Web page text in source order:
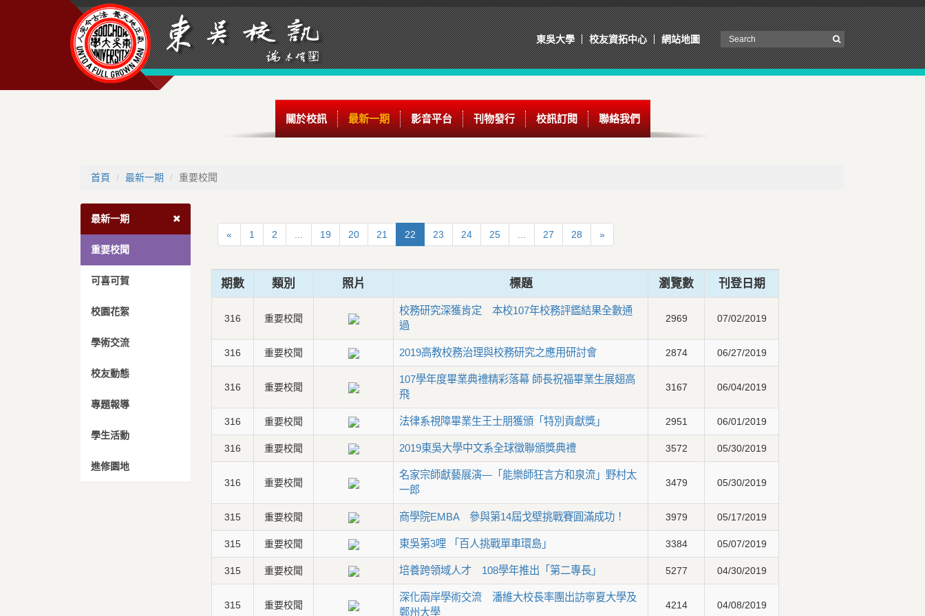
東吳大學 校友資拓中心 網站地圖
關於校訊 最新一期 影音平台 刊物發行 校訊訂閱 聯絡我們
首頁 最新一期 重要校聞
最新一期
重要校聞
可喜可賀
校園花絮
學術交流
校友動態
專題報導
學生活動
進修園地
« 1 2 19 20 21 22 23 24 25 27 28 »
期數 類別 照片 標題 瀏覽數 刊登日期
316 重要校聞
校務研究深獲肯定 本校107年校務評鑑結果全數通
過
2969 07/02/2019
316 重要校聞 2019高教校務治理與校務研究之應用研討會 2874 06/27/2019
316 重要校聞
107學年度畢業典禮精彩落幕 師長祝福畢業生展翅高
飛
3167 06/04/2019
316 重要校聞 法律系視障畢業生王士朋獲頒「特別貢獻獎」 2951 06/01/2019
316 重要校聞 2019東吳大學中文系全球徵聯頒獎典禮 3572 05/30/2019
316 重要校聞
名家宗師獻藝展演—「能樂師狂言方和泉流」野村太
一郎
3479 05/30/2019
315 重要校聞 商學院EMBA 參與第14屆戈壁挑戰賽圓滿成功！ 3979 05/17/2019
315 重要校聞 東吳第3哩 「百人挑戰單車環島」 3384 05/07/2019
315 重要校聞 培養跨領域人才 108學年推出「第二專長」 5277 04/30/2019
315 重要校聞
深化兩岸學術交流 潘維大校長率團出訪寧夏大學及
鄭州大學
4214 04/08/2019